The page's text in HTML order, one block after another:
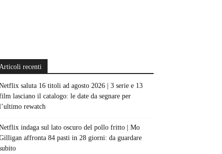
recenti
saluta 16 titoli ad agosto 2026 | 3 serie e 13
lasciano il catalogo: le date da segnare per
rewatch
indaga sul lato oscuro del pollo fritto | Mo
affronta 84 pasti in 28 giorni: da guardare